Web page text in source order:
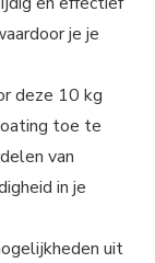
je je
deze 10 kg
toe te
van
in je
uit